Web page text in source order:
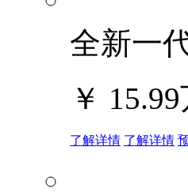
全新一
￥
了解详情 了解详情